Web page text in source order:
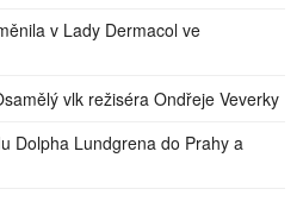
v Lady Dermacol ve
vlk režiséra Ondřeje Veverky
Dolpha Lundgrena do Prahy a